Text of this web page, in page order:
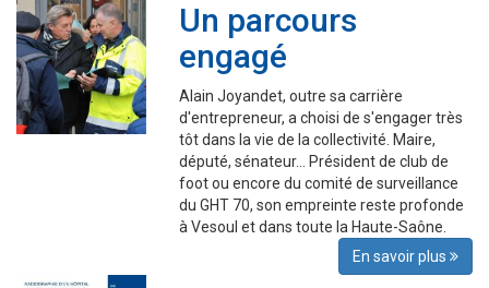
Un parcours
engagé
Alain Joyandet, outre sa carrière
d'entrepreneur, a choisi de s'engager très
tôt dans la vie de la collectivité. Maire,
député, sénateur... Président de club de
foot ou encore du comité de surveillance
du GHT 70, son empreinte reste profonde
à Vesoul et dans toute la Haute-Saône.
En savoir plus